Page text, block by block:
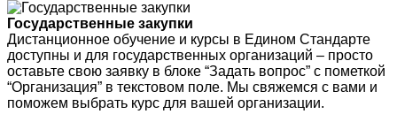
Государственные закупки
Дистанционное обучение и курсы в Едином Стандарте
доступны и для государственных организаций – просто
оставьте свою заявку в блоке “Задать вопрос” с пометкой
“Организация” в текстовом поле. Мы свяжемся с вами и
поможем выбрать курс для вашей организации.